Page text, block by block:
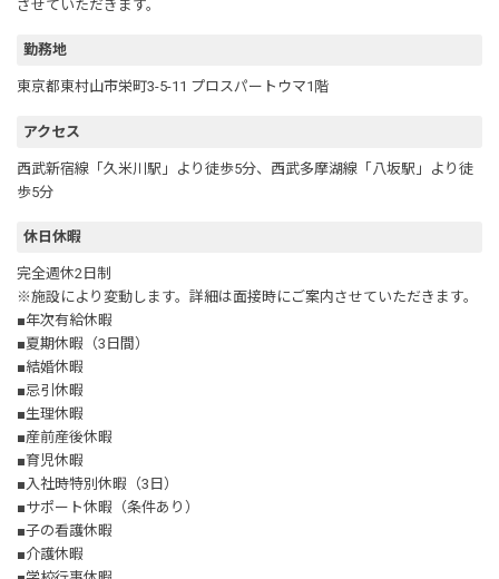
させていただきます。
勤務地
東京都東村山市栄町3-5-11 プロスパートウマ1階
アクセス
西武新宿線「久米川駅」より徒歩5分、西武多摩湖線「八坂駅」より徒
歩5分
休日休暇
完全週休2日制
※施設により変動します。詳細は面接時にご案内させていただきます。
■年次有給休暇
■夏期休暇（3日間）
■結婚休暇
■忌引休暇
■生理休暇
■産前産後休暇
■育児休暇
■入社時特別休暇（3日）
■サポート休暇（条件あり）
■子の看護休暇
■介護休暇